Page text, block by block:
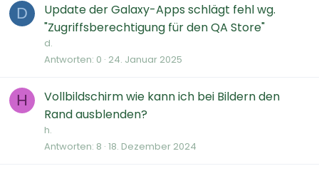
D
Update der Galaxy-Apps schlägt fehl wg.
"Zugriffsberechtigung für den QA Store"
d.
Antworten 0 24. Januar 2025
H
Vollbildschirm wie kann ich bei Bildern den
Rand ausblenden?
h.
Antworten 8 18. Dezember 2024